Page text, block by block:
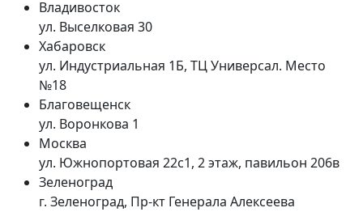
Владивосток
ул. Выселковая 30
Хабаровск
ул. Индустриальная 1Б, ТЦ Универсал. Место
№18
Благовещенск
ул. Воронкова 1
Москва
ул. Южнопортовая 22с1, 2 этаж, павильон 206в
Зеленоград
г. Зеленоград, Пр-кт Генерала Алексеева